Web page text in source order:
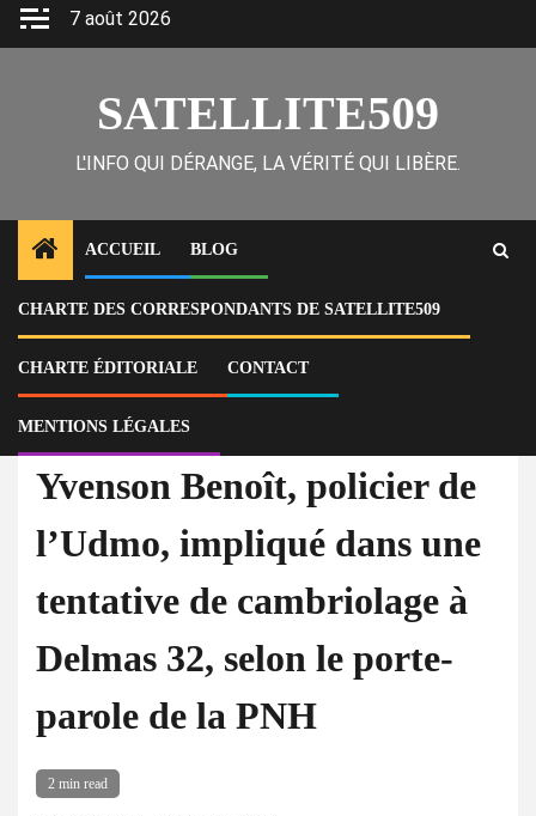
Skip
7 août 2026
SATELLITE509
L'INFO QUI DÉRANGE, LA VÉRITÉ QUI LIBÈRE.
ACCUEIL BLOG
CHARTE DES CORRESPONDANTS DE SATELLITE509
CHARTE ÉDITORIALE CONTACT
MENTIONS LÉGALES
Home
Actu
Yvenson Benoît, policier de l’Udmo, impliqué dans une tentative de
cambriolage à Delmas 32, selon le porte-parole de la PNH
À la Une Actu National
Yvenson Benoît, policier de
l’Udmo, impliqué dans une
tentative de cambriolage à
Delmas 32, selon le porte-
parole de la PNH
2 min read